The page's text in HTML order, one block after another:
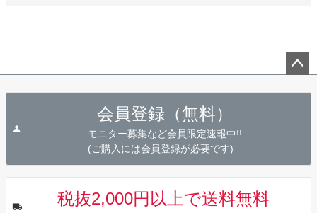
会員登録（無料）
モニター募集など会員限定速報中!!
(ご購入には会員登録が必要です)
税抜2,000円以上で送料無料